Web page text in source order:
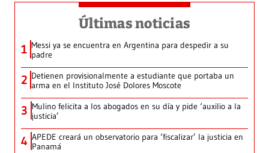
Últimas noticias
1 Messi ya se encuentra en Argentina para despedir a su
padre
2 Detienen provisionalmente a estudiante que portaba un
arma en el Instituto José Dolores Moscote
3 Mulino felicita a los abogados en su día y pide ‘auxilio a la
justicia’
4 APEDE creará un observatorio para ‘fiscalizar’ la justicia en
Panamá